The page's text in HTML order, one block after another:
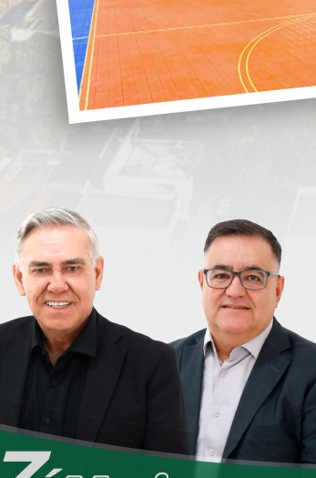
EDITAL DE
FINS DE
PML
EDITAL DE
FINS DE
PML
gatos.
Secretaria de Saúde -